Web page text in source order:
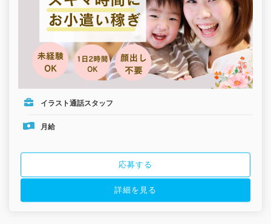
イラスト通話スタッフ
月給
応募する
詳細を見る